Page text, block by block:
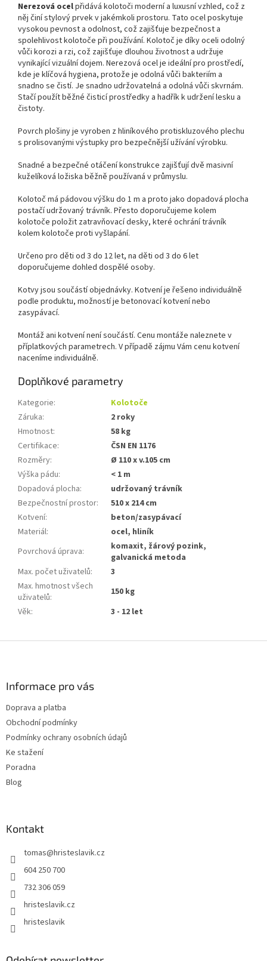
Nerezová ocelpřidává kolotoči moderní a luxusní vzhled, což z
něj činí stylový prvek v jakémkoli prostoru. Tato ocel poskytuje
vysokou pevnost a odolnost, což zajišťuje bezpečnost a
spolehlivost kolotoče při používání. Kolotoč je díky oceli odolný
vůči korozi a rzi, což zajišťuje dlouhou životnost a udržuje
vynikající vizuální dojem. Nerezová ocel je ideální pro prostředí,
kde je klíčová hygiena, protože je odolná vůči bakteriím a
snadno se čistí. Je snadno udržovatelná a odolná vůči skvrnám.
Stačí použít běžné čisticí prostředky a hadřík k udržení lesku a
čistoty.
Povrch plošiny je vyroben z hliníkového protiskluzového plechu
s prolisovanými výstupky pro bezpečnější užívání výrobku.
Snadné a bezpečné otáčení konstrukce zajišťují dvě masivní
kuželíková ložiska běžně používaná v průmyslu.
Kolotoč má pádovou výšku do 1 m a proto jako dopadová plocha
postačí udržovaný trávník. Přesto doporučujeme kolem
kolotoče položit zatravňovací desky, které ochrání trávník
kolem kolotoče proti vyšlapání.
Určeno pro děti od 3 do 12 let, na děti od 3 do 6 let
doporučujeme dohled dospělé osoby.
Kotvy jsou součástí objednávky. Kotvení je řešeno individuálně
podle produktu, možností je betonovací kotvení nebo
zasypávací.
Montáž ani kotvení není součástí. Cenu montáže naleznete v
příplatkových parametrech. V případě zájmu Vám cenu kotvení
naceníme individuálně.
Doplňkové parametry
Kategorie:
Kolotoče
Záruka:
2 roky
Hmotnost:
58 kg
Certifikace:
ČSN EN 1176
Rozměry:
Ø 110 x v.105 cm
Výška pádu:
< 1 m
Dopadová plocha:
udržovaný trávník
Bezpečnostní prostor:
510 x 214 cm
Kotvení:
beton/zasypávací
Materiál:
ocel, hliník
Povrchová úprava:
komaxit, žárový pozink,
galvanická metoda
Max. počet uživatelů:
3
Max. hmotnost všech
uživatelů:
150 kg
Věk: 3 - 12 let
Informace pro vás
Doprava a platba
Obchodní podmínky
Podmínky ochrany osobních údajů
Ke stažení
Poradna
Blog
Kontakt
tomas@hristeslavik.cz
604 250 700
732 306 059
hristeslavik.cz
hristeslavik